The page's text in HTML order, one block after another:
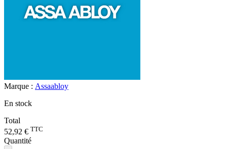
Marque : Assaabloy
En stock
Total
52,92 € TTC
Quantité